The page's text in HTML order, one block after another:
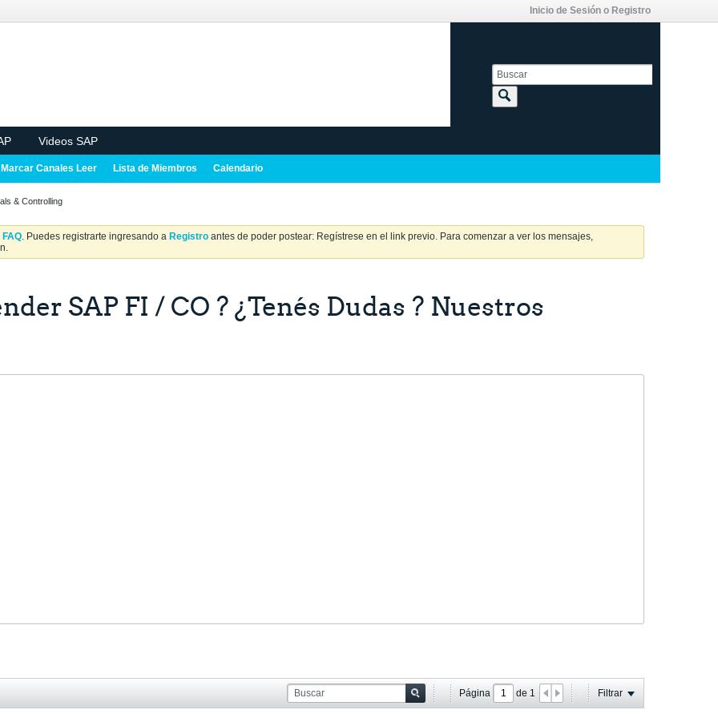
Inicio de Sesión o Registro
Videos SAP
Marcar Canales Leer Lista de Miembros Calendario
& Controlling
FAQ. Puedes registrarte ingresando a Registro antes de poder postear: Regístrese en el link previo. Para comenzar a ver los mensajes,
SAP FI / CO ? ¿Tenés Dudas ? Nuestros
Página de 1 Filtrar